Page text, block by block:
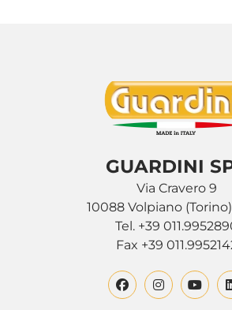
GUARDINI
Via Cravero 9
10088 Volpiano
Tel. +39
Fax +39